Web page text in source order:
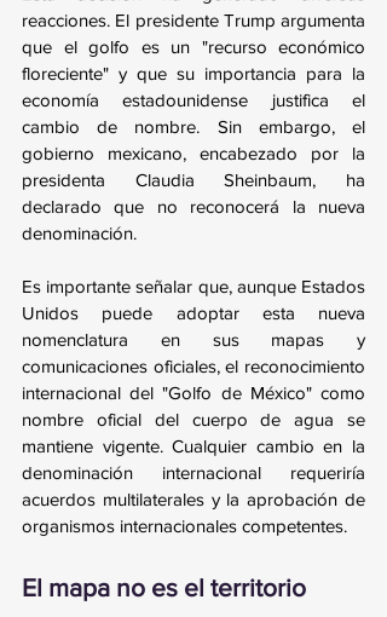
reacciones. El presidente Trump argumenta
que el golfo es un "recurso económico
floreciente" y que su importancia para la
economía estadounidense justifica el
cambio de nombre. Sin embargo, el
gobierno mexicano, encabezado por la
presidenta Claudia Sheinbaum, ha
declarado que no reconocerá la nueva
denominación.
Es importante señalar que, aunque Estados
Unidos puede adoptar esta nueva
nomenclatura en sus mapas y
comunicaciones oficiales, el reconocimiento
internacional del "Golfo de México" como
nombre oficial del cuerpo de agua se
mantiene vigente. Cualquier cambio en la
denominación internacional requeriría
acuerdos multilaterales y la aprobación de
organismos internacionales competentes.
El mapa no es el territorio